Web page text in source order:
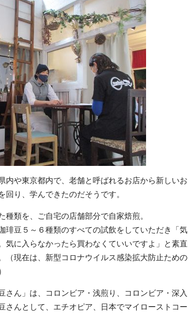
内や東京都内で、老舗と呼ばれるお店から新しいお
回り、学んできたのだそうです。
種類を、ご自宅の店舗部分で自家焙煎。
琲豆５～６種類のすべての試飲をしていただき「気
気に入らなかったら買わなくていいですよ」と素直
（現在は、新型コロナウイルス感染拡大防止ための
さん」は、コロンビア・浅煎り、コロンビア・深入
さんとして、エチオピア、日本でマイローストコー